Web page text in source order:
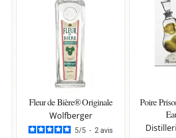
Fleur de Bière® Originale
Wolfberger
5/5 - 2 avis
Poire